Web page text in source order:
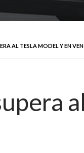
AL TESLA MODEL Y EN